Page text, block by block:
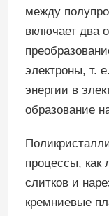
между
включает два
электроны, т.
энергии в
образование
процессы, как
слитков и
кремниевые